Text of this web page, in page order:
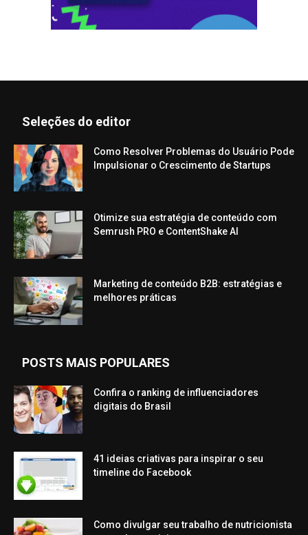
Seleções do editor
Como Resolver Problemas do Usuário Pode
Impulsionar o Crescimento de Startups
Otimize sua estratégia de conteúdo com
Semrush PRO e ContentShake AI
Marketing de conteúdo B2B: estratégias e
melhores práticas
POSTS MAIS POPULARES
Confira o ranking de influenciadores
digitais do Brasil
41 ideias criativas para inspirar o seu
timeline do Facebook
Como divulgar seu trabalho de nutricionista